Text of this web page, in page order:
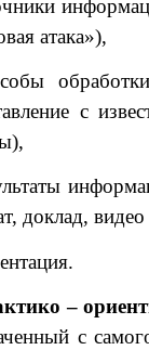
атака»),
с
доклад,
–
с